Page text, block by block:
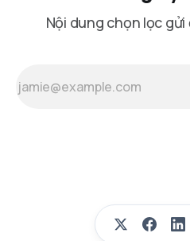
Nội dung chọn lọc